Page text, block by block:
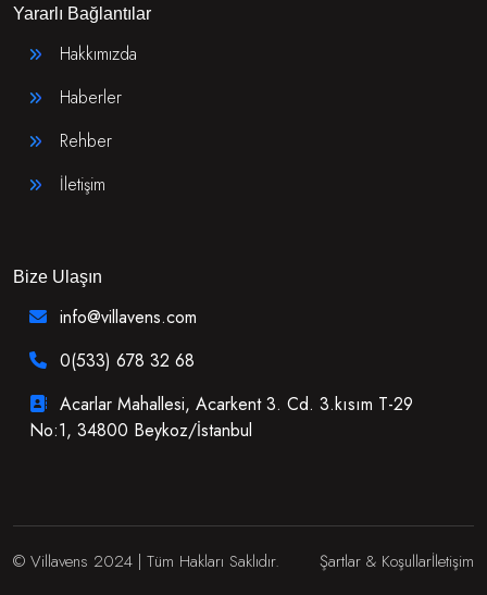
Yararlı Bağlantılar
Hakkımızda
Haberler
Rehber
İletişim
Bize Ulaşın
info@villavens.com
0(533) 678 32 68
Acarlar Mahallesi, Acarkent 3. Cd. 3.kısım T-29
No:1, 34800 Beykoz/İstanbul
© Villavens 2024 | Tüm Hakları Saklıdır. Şartlar & Koşullarİletişim